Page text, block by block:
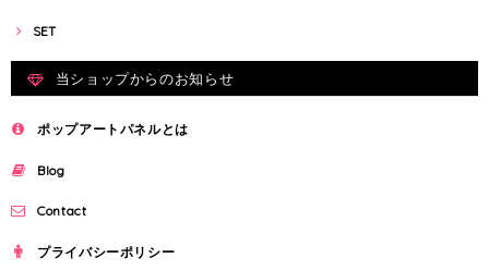
SET
当ショップからのお知らせ
ポップアートパネルとは
Blog
Contact
プライバシーポリシー